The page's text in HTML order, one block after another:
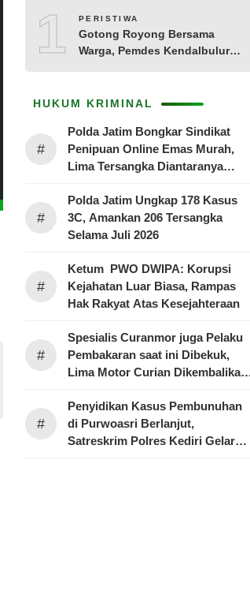
10PERISTIWA
Gotong Royong Bersama
Warga, Pemdes Kendalbulur
HUKUM KRIMINAL
#
Polda Jatim Bongkar Sindikat
Penipuan Online Emas Murah,
Lima Tersangka Diantaranya
#
Polda Jatim Ungkap 178 Kasus
3C, Amankan 206 Tersangka
Selama Juli 2026
#
Ketum PWO DWIPA: Korupsi
Kejahatan Luar Biasa, Rampas
Hak Rakyat Atas Kesejahteraan
#
Spesialis Curanmor juga Pelaku
Pembakaran saat ini Dibekuk,
Lima Motor Curian Dikembalikan
#
Penyidikan Kasus Pembunuhan
di Purwoasri Berlanjut,
Satreskrim Polres Kediri Gelar